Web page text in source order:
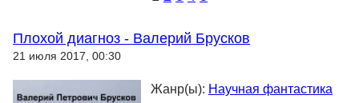
Плохой диагноз - Валерий Брусков
21 июля 2017, 00:30
Жанр(ы): Научная фантастика